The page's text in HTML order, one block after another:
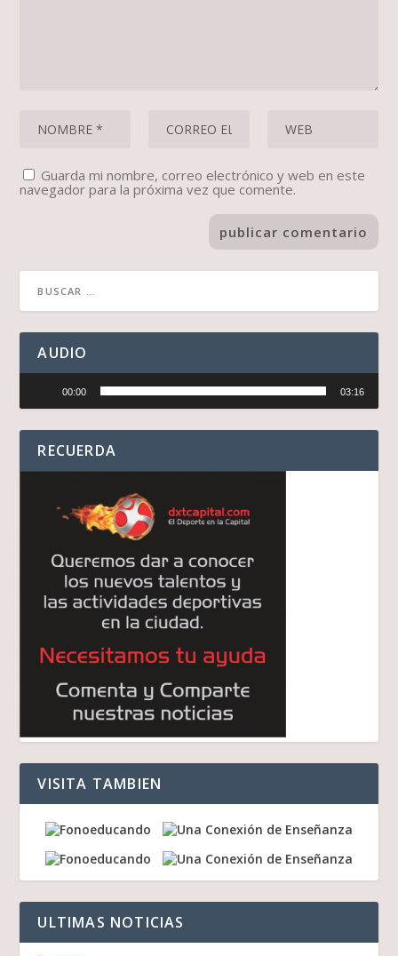
Guarda mi nombre, correo electrónico y web en este
navegador para la próxima vez que comente.
AUDIO
audio
00:00 03:16
RECUERDA
VISITA TAMBIEN
ULTIMAS NOTICIAS